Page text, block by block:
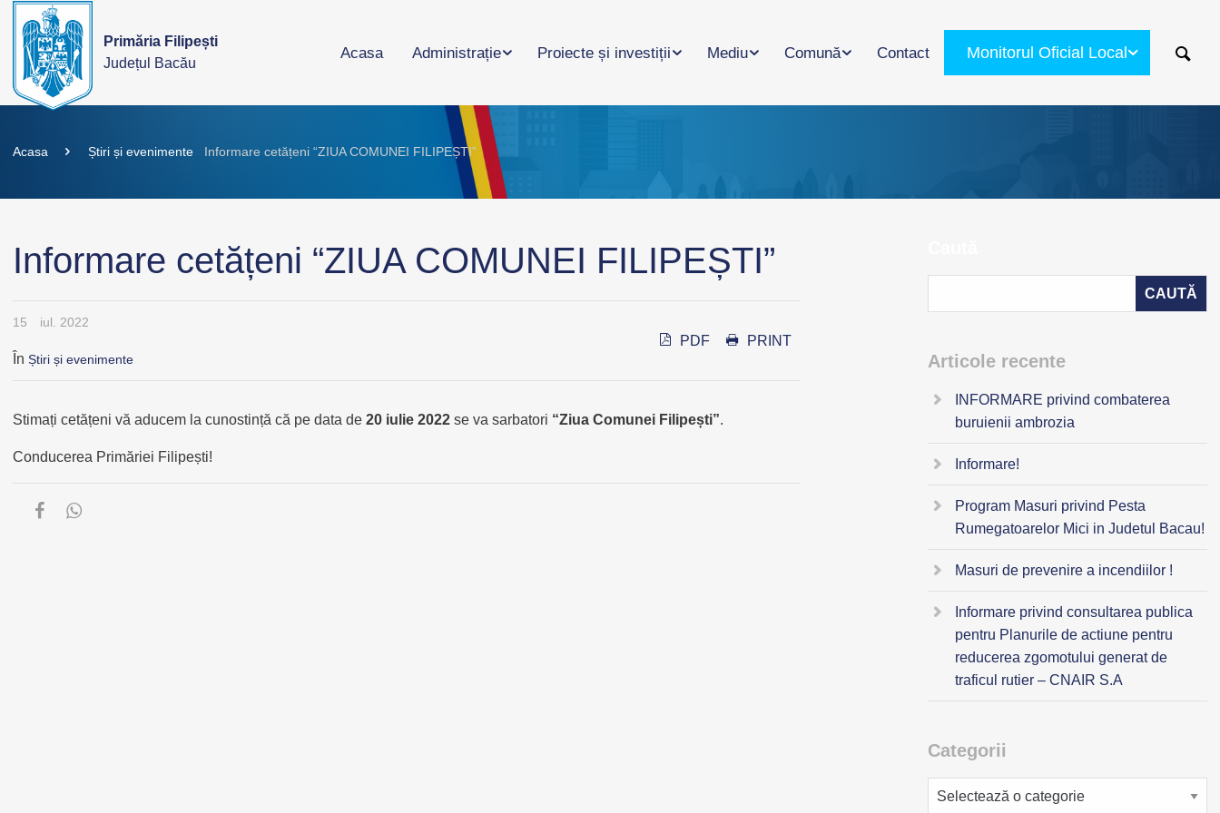
Primăria Filipești
Județul Bacău
Acasa Administrație Proiecte și investiții Mediu Comună Contact Monitorul Oficial Local
Acasa Știri și evenimente Informare cetățeni “ZIUA COMUNEI FILIPEȘTI”
Informare cetățeni “ZIUA COMUNEI FILIPEȘTI”
15 iul. 2022
În Știri și evenimente
PDF PRINT
Stimați cetățeni vă aducem la cunostință că pe data de 20 iulie 2022 se va sarbatori “Ziua Comunei Filipești”.
Conducerea Primăriei Filipești!
Articole recente
INFORMARE privind combaterea
buruienii ambrozia
Informare!
Program Masuri privind Pesta
Rumegatoarelor Mici in Judetul Bacau!
Masuri de prevenire a incendiilor !
Informare privind consultarea publica
pentru Planurile de actiune pentru
reducerea zgomotului generat de
traficul rutier – CNAIR S.A
Categorii
Categorii